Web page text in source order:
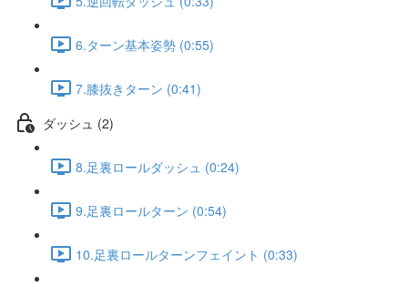
6.ターン基本姿勢 (0:55)
7.膝抜きターン (0:41)
ダッシュ (2)
8.足裏ロールダッシュ (0:24)
9.足裏ロールターン (0:54)
10.足裏ロールターンフェイント (0:33)